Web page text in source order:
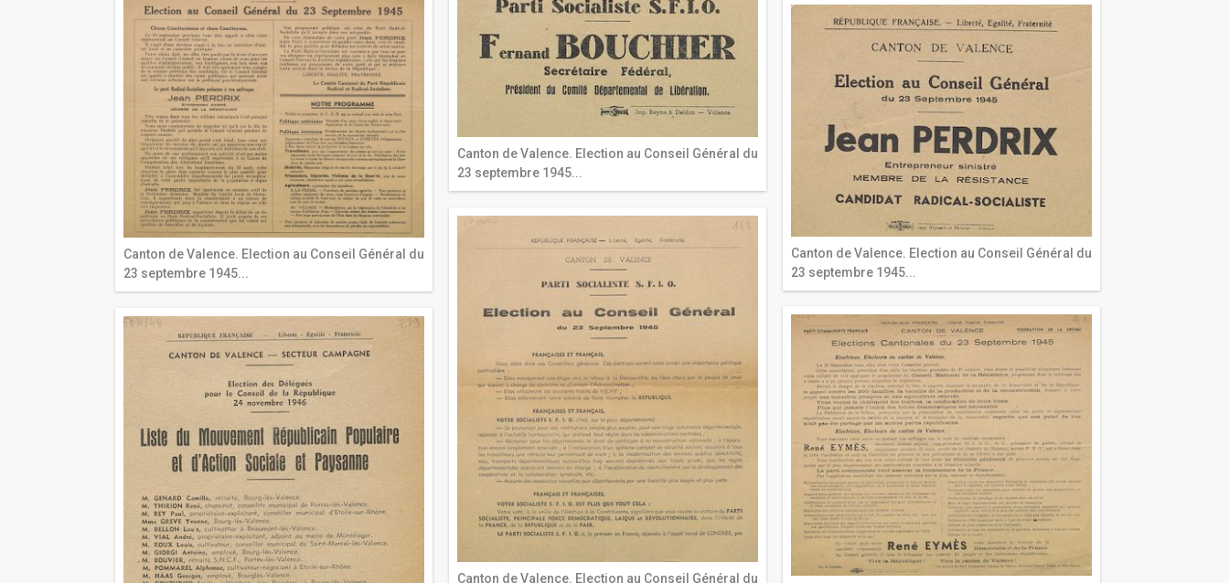
Canton de Valence. Election au Conseil Général du
23 septembre 1945...
Canton de Valence. Election au Conseil Général du
23 septembre 1945...
Canton de Valence. Election au Conseil Général du
23 septembre 1945...
Canton de Valence. Election au Conseil Général du